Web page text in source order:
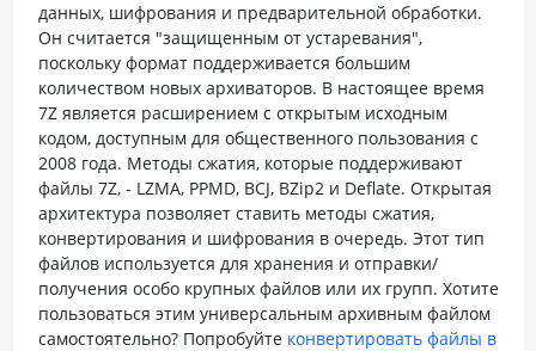
данных, шифрования и предварительной обработки.
Он считается "защищенным от устаревания",
поскольку формат поддерживается большим
количеством новых архиваторов. В настоящее время
7Z является расширением с открытым исходным
кодом, доступным для общественного пользования с
2008 года. Методы сжатия, которые поддерживают
файлы 7Z, - LZMA, PPMD, BCJ, BZip2 и Deflate. Открытая
архитектура позволяет ставить методы сжатия,
конвертирования и шифрования в очередь. Этот тип
файлов используется для хранения и отправки/
получения особо крупных файлов или их групп. Хотите
пользоваться этим универсальным архивным файлом
самостоятельно? Попробуйте конвертировать файлы в